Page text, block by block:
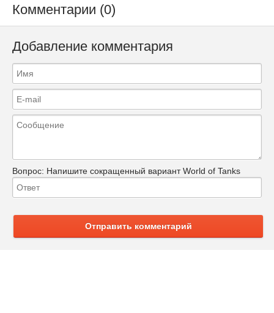
Комментарии (0)
Добавление комментария
Вопрос: Напишите сокращенный вариант World of Tanks
Отправить комментарий